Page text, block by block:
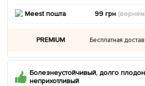
Meest пошта 99 грн (вернем
PREMIUM Бесплатная
Болезнеустойчивый, долго
неприхотливый